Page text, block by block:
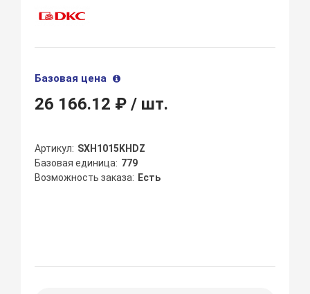
Базовая цена
26 166.12 ₽/ шт.
Артикул
SXH1015KHDZ
Базовая единица 779
Возможность заказа
Есть